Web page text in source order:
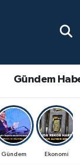
Gündem
Gündem Ekonomi